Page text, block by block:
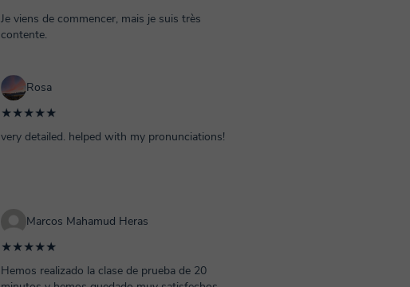
Je viens de commencer, mais je suis très
contente.
Rosa
★★★★★
very detailed. helped with my pronunciations!
Marcos Mahamud Heras
★★★★★
Hemos realizado la clase de prueba de 20